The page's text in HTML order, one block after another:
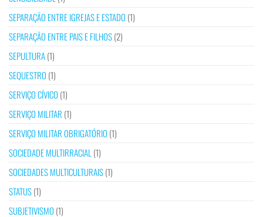
SEPARAÇÃO ENTRE IGREJAS E ESTADO (1)
SEPARAÇÃO ENTRE PAIS E FILHOS(2)
SEPULTURA(1)
SEQUESTRO (1)
SERVIÇO CÍVICO (1)
SERVIÇO MILITAR (1)
SERVIÇO MILITAR OBRIGATÓRIO (1)
SOCIEDADE MULTIRRACIAL (1)
SOCIEDADES MULTICULTURAIS(1)
STATUS(1)
SUBJETIVISMO (1)